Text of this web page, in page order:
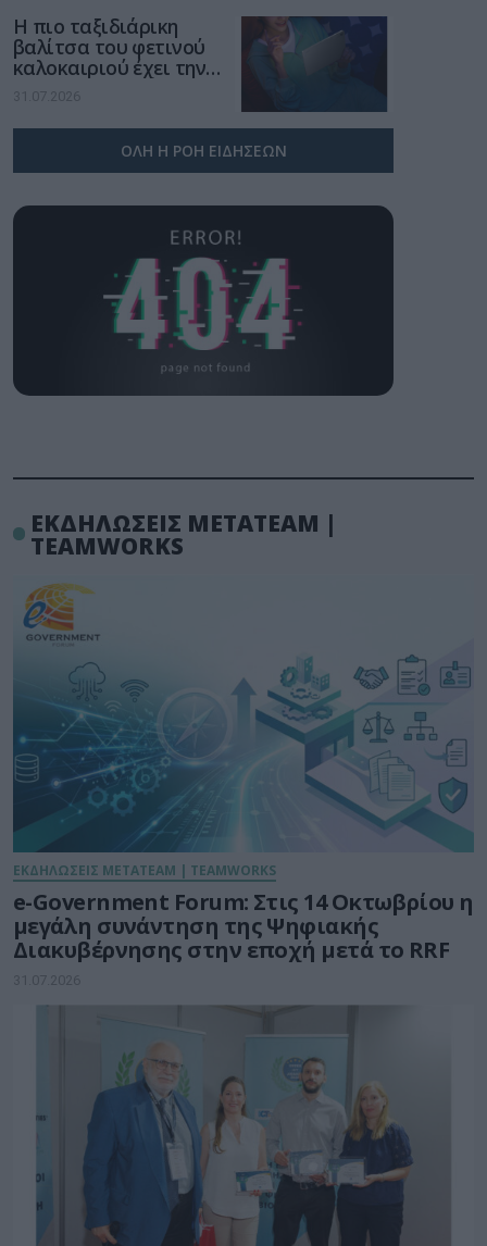
Η πιο ταξιδιάρικη
βαλίτσα του φετινού
καλοκαιριού έχει την
υπογραφή της Xiaomi
31.07.2026
ΟΛΗ Η ΡΟΗ ΕΙΔΗΣΕΩΝ
ΕΚΔΗΛΩΣΕΙΣ METATEAM |
TEAMWORKS
ΕΚΔΗΛΩΣΕΙΣ METATEAM | TEAMWORKS
e-Government Forum: Στις 14 Οκτωβρίου η
μεγάλη συνάντηση της Ψηφιακής
Διακυβέρνησης στην εποχή μετά το RRF
31.07.2026